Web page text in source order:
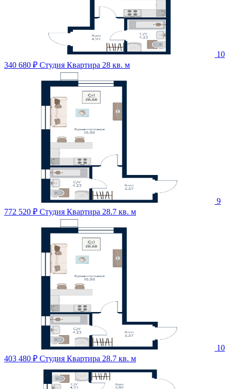
10
340 680 ₽ Студия Квартира 28 кв. м
9
772 520 ₽ Студия Квартира 28.7 кв. м
10
403 480 ₽ Студия Квартира 28.7 кв. м